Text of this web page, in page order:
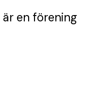
är en förening